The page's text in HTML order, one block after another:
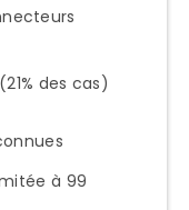
(21% des cas)
à 99